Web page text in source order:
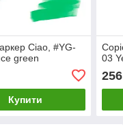
Ciao, #YG-
green
Купити
03
256